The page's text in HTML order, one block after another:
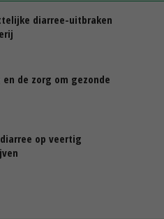
diarree-uitbraken
en de zorg om gezonde
op veertig